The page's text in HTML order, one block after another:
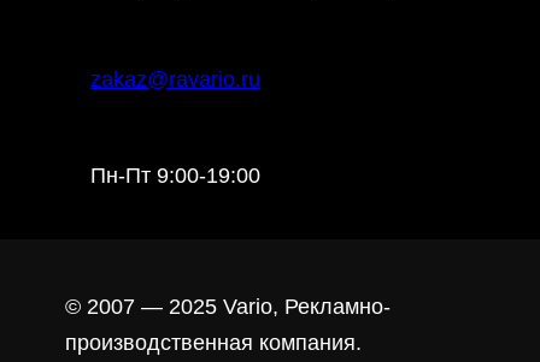
zakaz@ravario.ru
Пн-Пт 9:00-19:00
© 2007 — 2025 Vario, Рекламно-
производственная компания.